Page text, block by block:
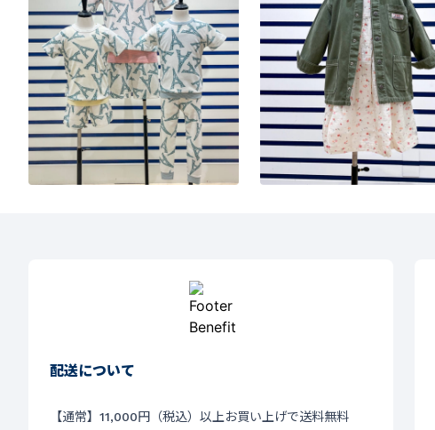
配送について
【通常】11,000円（税込）以上お買い上げで送料無料